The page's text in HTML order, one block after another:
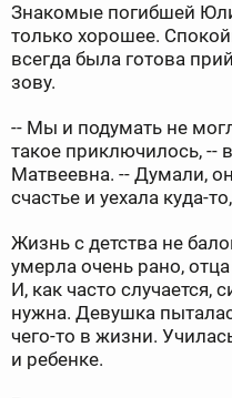
Знакомые погибшей
только хорошее.
всегда была готова
зову.
-- Мы и подумать не
такое приключилось, --
Матвеевна. -- Думали,
счастье и уехала куда-
Жизнь с детства не
умерла очень рано,
И, как часто случается,
нужна. Девушка
чего-то в жизни.
и ребенке.